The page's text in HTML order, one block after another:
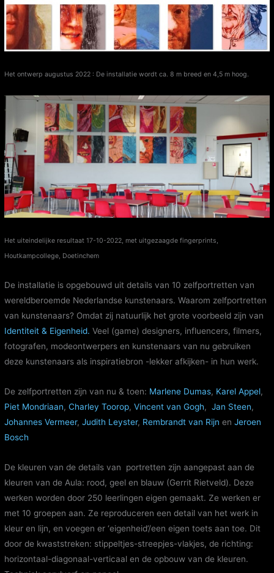
Het ontwerp augustus 2022 : De installatie wordt ca. 8 m breed en 4,5 m hoog.
Het uiteindelijke resultaat 17-10-2022, met uitgezaagde fingerprints,
Houtkampcollege, Doetinchem
De installatie is opgebouwd uit details van 10 zelfportretten van
wereldberoemde Nederlandse kunstenaars. Waarom zelfportretten
van kunstenaars? Omdat zij natuurlijk het grote voorbeeld zijn van
Identiteit & Eigenheid. Veel (game) designers, influencers, filmers,
fotografen, modeontwerpers en kunstenaars van nu gebruiken
deze kunstenaars als inspiratiebron -lekker afkijken- in hun werk.
De zelfportretten zijn van nu & toen: Marlene Dumas, Karel Appel,
Piet Mondriaan,Charley Toorop,Vincent van Gogh,Jan Steen,
Johannes Vermeer,Judith Leyster, Rembrandt van Rijn en Jeroen
Bosch
De kleuren van de details van portretten zijn aangepast aan de
kleuren van de Aula: rood, geel en blauw (Gerrit Rietveld). Deze
werken worden door 250 leerlingen eigen gemaakt. Ze werken er
met 10 groepen aan. Ze reproduceren een detail van het werk in
kleur en lijn, en voegen er ‘eigenheid’/een eigen toets aan toe. Dit
door de kwaststreken: stippeltjes-streepjes-vlakjes, de richting:
horizontaal-diagonaal-verticaal en de opbouw van de kleuren.